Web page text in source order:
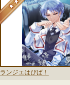
ランジエはぴば！